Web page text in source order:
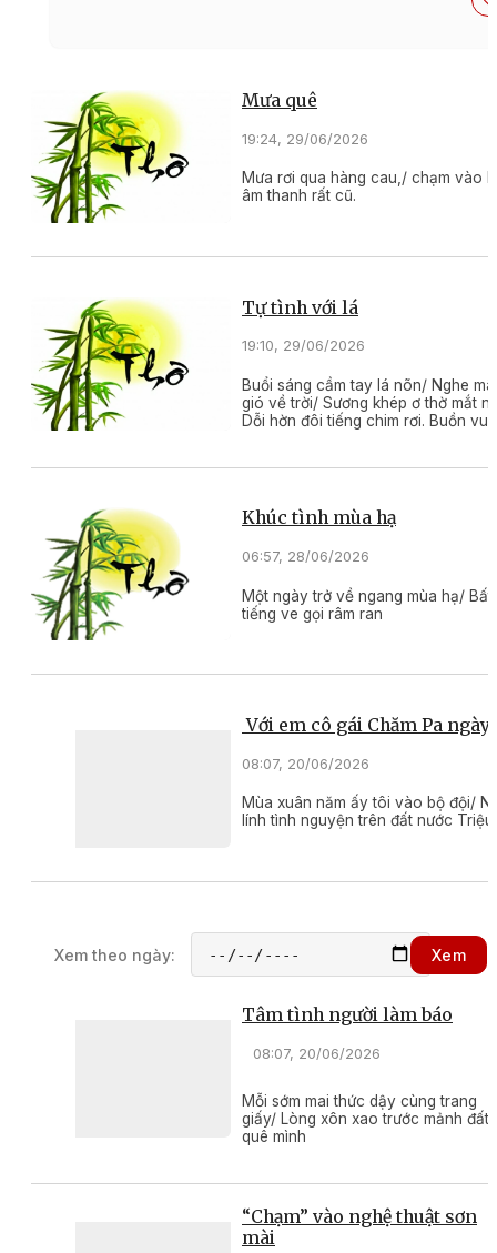
Mưa quê
19:24, 29/06/2026
Mưa rơi qua hàng cau,/ chạm vào
âm thanh rất cũ.
Tự tình với lá
19:10, 29/06/2026
Buổi sáng cầm tay lá nõn/ Nghe
gió về trời/ Sương khép ơ thờ mắt
Dỗi hờn đôi tiếng chim rơi. Buồn vui
Khúc tình mùa hạ
06:57, 28/06/2026
Một ngày trở về ngang mùa hạ/ Bất
tiếng ve gọi râm ran
Với em cô gái Chăm Pa ngày
08:07, 20/06/2026
Mùa xuân năm ấy tôi vào bộ đội/
lính tình nguyện trên đất nước Triệu
Xem theo ngày: Xem
Tâm tình người làm báo
08:07, 20/06/2026
Mỗi sớm mai thức dậy cùng trang
giấy/ Lòng xôn xao trước mảnh đất
quê mình
“Chạm” vào nghệ thuật sơn
mài